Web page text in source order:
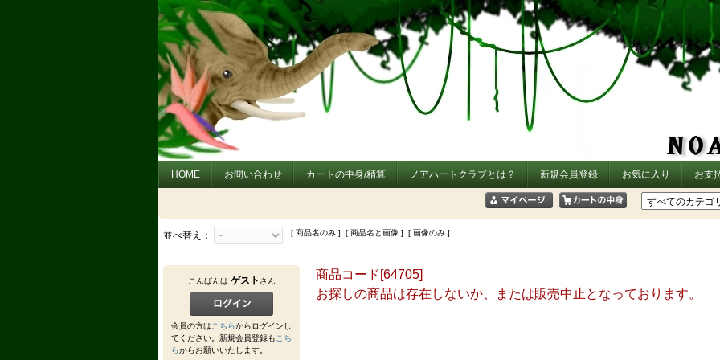
HOME お問い合わせ カートの中身/精算 ノアハートクラブとは？ 新規会員登録 お気に入り お支
並べ替え： [ 商品名のみ ] [ 商品名と画像 ] [ 画像のみ ]
商品コード[64705]
お探しの商品は存在しないか、または販売中止となっております。
こんばんは ゲスト さん
会員の方はこちらからログインし
てください。新規会員登録もこち
らからお願いいたします。